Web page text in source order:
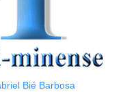
Bié Barbosa